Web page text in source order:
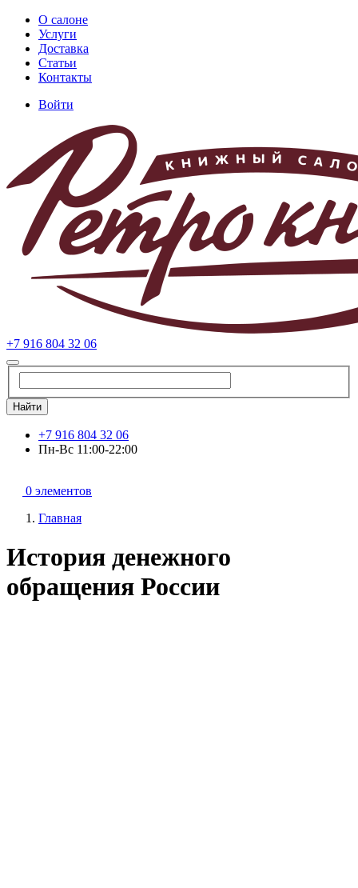
Перейти
основному
содержанию
Основная
навигация
О салоне
Услуги
Доставка
Статьи
Контакты
учётной
записи
пользователя
Войти
+7 916 804 32 06
Найти
+7 916 804 32 06
Пн-Вс 11:00-22:00
0 элементов
Главная
История денежного
обращения России